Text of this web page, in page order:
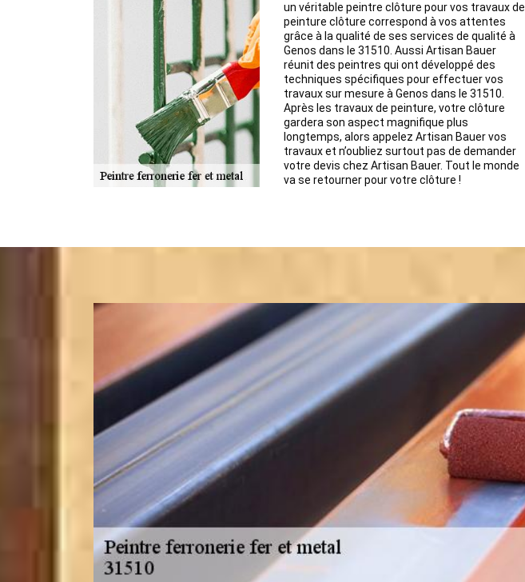
un véritable peintre clôture pour vos travaux de
peinture clôture correspond à vos attentes
grâce à la qualité de ses services de qualité à
Genos dans le 31510. Aussi Artisan Bauer
réunit des peintres qui ont développé des
techniques spécifiques pour effectuer vos
travaux sur mesure à Genos dans le 31510.
Après les travaux de peinture, votre clôture
gardera son aspect magnifique plus
longtemps, alors appelez Artisan Bauer vos
travaux et n’oubliez surtout pas de demander
votre devis chez Artisan Bauer. Tout le monde
va se retourner pour votre clôture !